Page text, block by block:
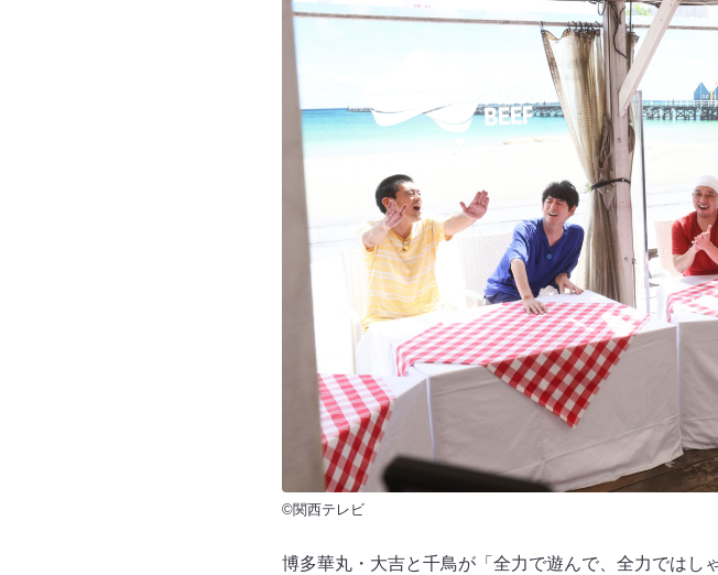
©関西テレビ
博多華丸・大吉と千鳥が「全力で遊んで、全力ではし